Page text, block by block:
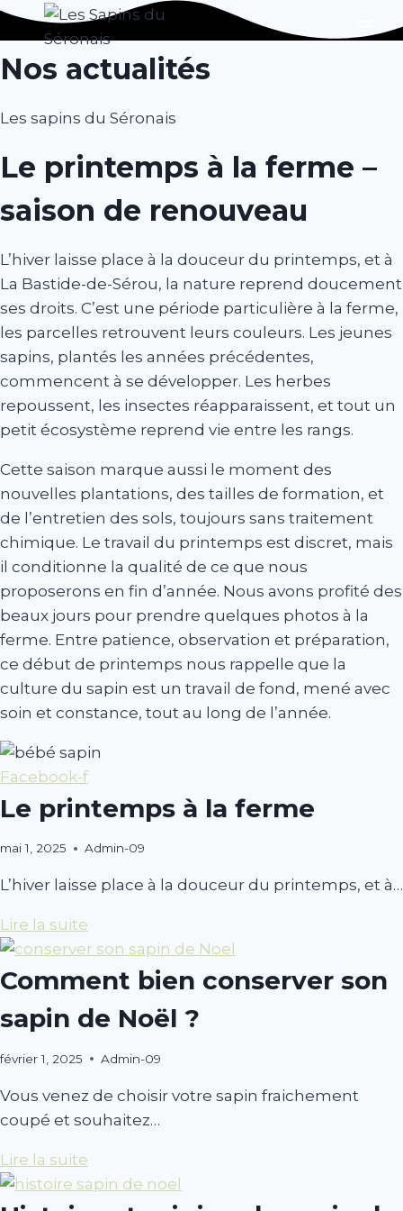
Aller
au
contenu
Nos actualités
Les sapins du Séronais
Le printemps à la ferme –
saison de renouveau
L’hiver laisse place à la douceur du printemps, et à
La Bastide-de-Sérou, la nature reprend doucement
ses droits. C’est une période particulière à la ferme,
les parcelles retrouvent leurs couleurs. Les jeunes
sapins, plantés les années précédentes,
commencent à se développer. Les herbes
repoussent, les insectes réapparaissent, et tout un
petit écosystème reprend vie entre les rangs.
Cette saison marque aussi le moment des
nouvelles plantations, des tailles de formation, et
de l’entretien des sols, toujours sans traitement
chimique. Le travail du printemps est discret, mais
il conditionne la qualité de ce que nous
proposerons en fin d’année. Nous avons profité des
beaux jours pour prendre quelques photos à la
ferme. Entre patience, observation et préparation,
ce début de printemps nous rappelle que la
culture du sapin est un travail de fond, mené avec
soin et constance, tout au long de l’année.
Facebook-f
Le printemps à la ferme
mai 1, 2025
A
t
o
r
Admin-09
L’hiver laisse place à la douceur du printemps, et à…
Lire la suite
Comment bien conserver son
sapin de Noël ?
février 1, 2025
A
u
t
h
Admin-09
Vous venez de choisir votre sapin fraichement
coupé et souhaitez…
Lire la suite